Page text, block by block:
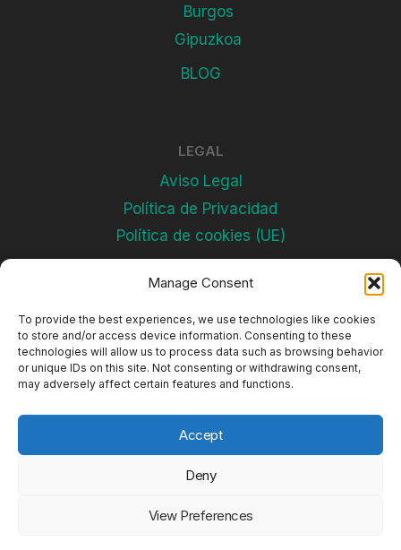
Manage Consent
To provide the best experiences, we use technologies like cookies
to store and/or access device information. Consenting to these
technologies will allow us to process data such as browsing behavior
or unique IDs on this site. Not consenting or withdrawing consent,
may adversely affect certain features and functions.
Accept
Deny
View Preferences
Burgos
Gipuzkoa
BLOG
LEGAL
Aviso Legal
Política de Privacidad
Política de cookies (UE)
Subscríbete